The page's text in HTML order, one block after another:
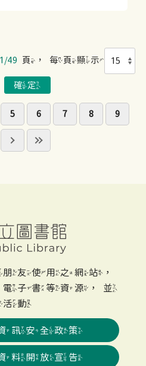
1/49 頁，每頁顯示
5 6 7 8 9
友使用之網站，
子書等資源，並
活動
訊安全政策
料開放宣告